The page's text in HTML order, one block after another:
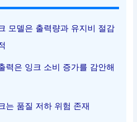
모델은 출력량과 유지비 절감
력은 잉크 소비 증가를 감안해
는 품질 저하 위험 존재